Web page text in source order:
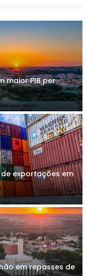
maior PIB per
de exportações em
em repasses de